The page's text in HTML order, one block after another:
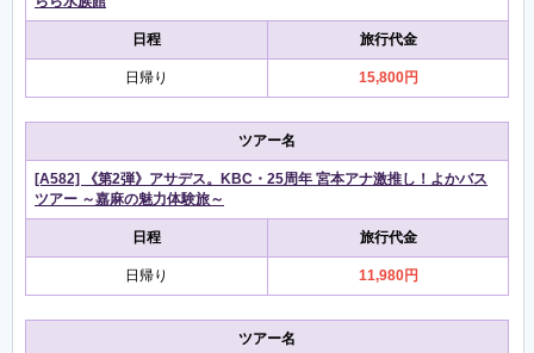
日程 旅行代金
日帰り 15,800円
ツアー名
[A582] 《第2弾》アサデス。KBC・25周年 宮本アナ激推し！よかバス
ツアー ～嘉麻の魅力体験旅～
日程 旅行代金
日帰り 11,980円
ツアー名